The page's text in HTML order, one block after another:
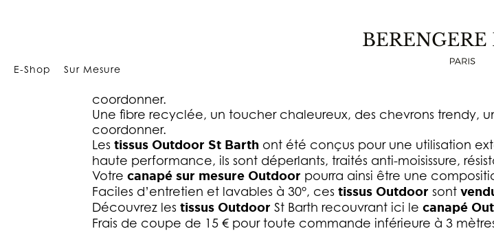
E-Shop Sur Mesure
LE TISSU
coordonner.
Une fibre recyclée, un toucher chaleureux, des chevrons trendy,
coordonner.
Lestissus Outdoor St Barth ont été conçus pour une utilisation
haute performance, ils sont déperlants, traités anti-moisissure,
Votrecanapé sur mesure Outdoor pourra ainsi être une
Faciles d’entretien et lavables à 30°, ces tissus Outdoor sont
Découvrez lestissus Outdoor St Barth recouvrant ici le canapé
Frais de coupe de 15 € pour toute commande inférieure à 3